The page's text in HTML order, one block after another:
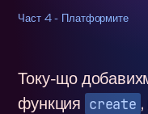
Част 4 - Платформите
Току-що
функция create